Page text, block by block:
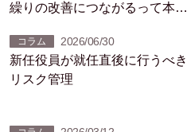
繰りの改善につながるって本
コラム 2026/06/30
新任役員が就任直後に行うべき
リスク管理